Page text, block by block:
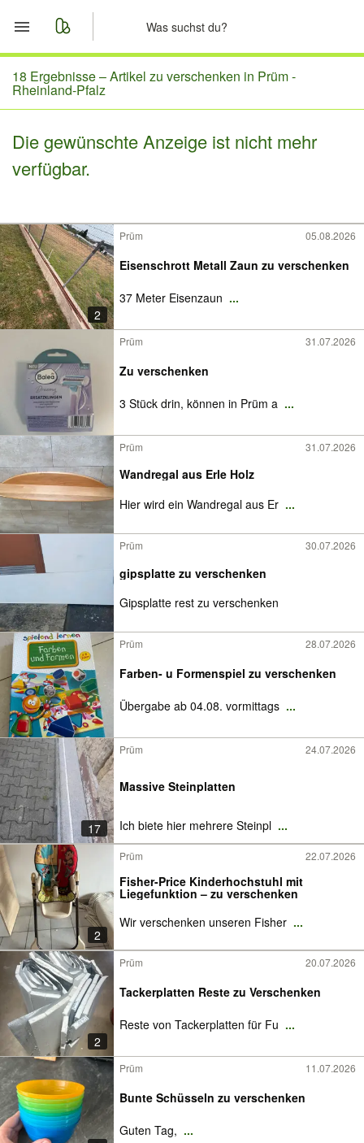
Start
Merkliste
Nachrichten
18 Ergebnisse –Artikel zu verschenken in Prüm -
Rheinland-Pfalz
Die gewünschte Anzeige ist nicht mehr
verfügbar.
2
Prüm 05.08.2026
Eisenschrott Metall Zaun zu verschenken
37 Meter Eisenzaun ...
Prüm 31.07.2026
Zu verschenken
3 Stück drin, können in Prüm a ...
Prüm 31.07.2026
Wandregal aus Erle Holz
Hier wird ein Wandregal aus Er ...
Prüm 30.07.2026
gipsplatte zu verschenken
Gipsplatte rest zu verschenken
Prüm 28.07.2026
Farben- u Formenspiel zu verschenken
Übergabe ab 04.08. vormittags ...
17
Prüm 24.07.2026
Massive Steinplatten
Ich biete hier mehrere Steinpl ...
2
Prüm 22.07.2026
Fisher-Price Kinderhochstuhl mit
Liegefunktion – zu verschenken
Wir verschenken unseren Fisher ...
2
Prüm 20.07.2026
Tackerplatten Reste zu Verschenken
Reste von Tackerplatten für Fu ...
Prüm 11.07.2026
Bunte Schüsseln zu verschenken
Guten Tag, ...